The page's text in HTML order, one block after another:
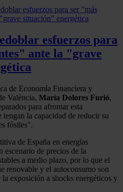
esfuerzos para
ante la "grave
de Economía Financiera y
València, María Dolores Furió,
para afrontar esta
la capacidad de reducir su
fósiles".
de España en energías
escenario de precios de la
a medio plazo, por lo que el
renovable y el autoconsumo son
la exposición a shocks energéticos y